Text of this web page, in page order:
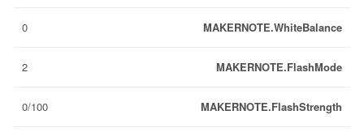
MAKERNOTE.WhiteBalance
0
MAKERNOTE.FlashMode
2
MAKERNOTE.FlashStrength
0/100